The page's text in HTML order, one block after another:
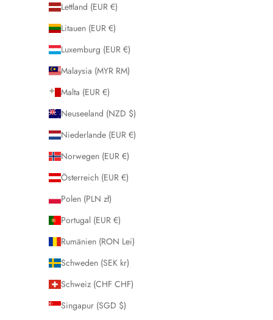
Lettland (EUR €)
Litauen (EUR €)
Luxemburg (EUR €)
Malaysia (MYR RM)
Malta (EUR €)
Neuseeland (NZD $)
Niederlande (EUR €)
Norwegen (EUR €)
Österreich (EUR €)
Polen (PLN zł)
Portugal (EUR €)
Rumänien (RON Lei)
Schweden (SEK kr)
Schweiz (CHF CHF)
Singapur (SGD $)